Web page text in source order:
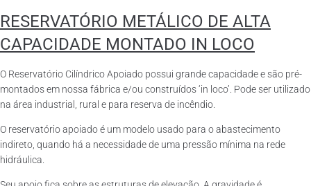
RESERVATÓRIO METÁLICO DE ALTA
CAPACIDADE MONTADO IN LOCO
O Reservatório Cilíndrico Apoiado possui grande capacidade e são pré-
montados em nossa fábrica e/ou construídos ‘in loco’. Pode ser utilizado
na área industrial, rural e para reserva de incêndio.
O reservatório apoiado é um modelo usado para o abastecimento
indireto, quando há a necessidade de uma pressão mínima na rede
hidráulica.